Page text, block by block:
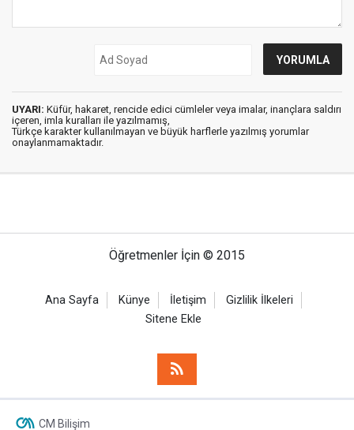
UYARI: Küfür, hakaret, rencide edici cümleler veya imalar, inançlara saldırı
içeren, imla kuralları ile yazılmamış,
Türkçe karakter kullanılmayan ve büyük harflerle yazılmış yorumlar
onaylanmamaktadır.
Öğretmenler İçin © 2015
Ana Sayfa Künye İletişim
Gizlilik İlkeleri
Sitene Ekle
CM Bilişim